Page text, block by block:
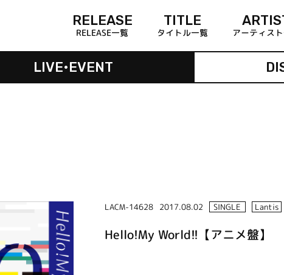
RELEASE
RELEASE一覧
TITLE
タイトル一覧 アーティス
LIVE•EVENT
LACM-14628 2017.08.02 SINGLE Lantis
Hello!My World!!【アニメ盤】